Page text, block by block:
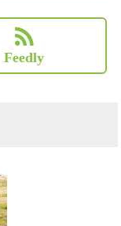
Feedly